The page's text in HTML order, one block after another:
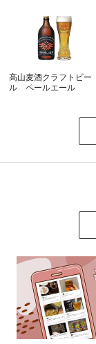
高山麦酒クラフトビー
ル ペールエール